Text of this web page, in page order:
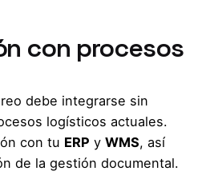
con procesos
debe integrarse sin
logísticos actuales.
con tu ERP y WMS, así
de la gestión documental.